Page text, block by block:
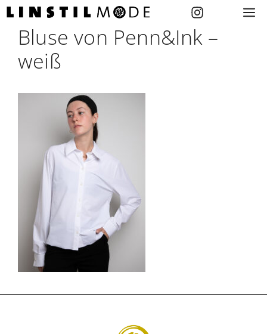
Zum
springenBluse von Penn&Ink –
weiß